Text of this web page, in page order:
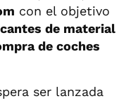
con el objetivo
de material
de coches
ser lanzada